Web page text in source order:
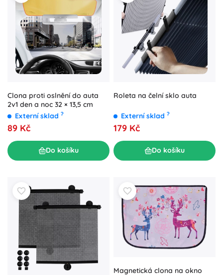
Clona proti oslnění do auta
2v1 den a noc 32 × 13,5 cm
Externí sklad ?
89 Kč
Do košíku
Roleta na čelní sklo auta
Externí sklad ?
179 Kč
Do košíku
Magnetická clona na okno